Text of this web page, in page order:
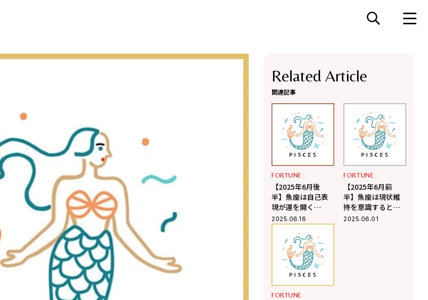
Related Article
関連記事
FORTUNE
【2025年6月後
半】魚座は自己表
現が運を開く
【Love Me Doのポ
ジティブ星占い】
2025.06.16
FORTUNE
【2025年6月前
半】魚座は現状維
持を意識すると楽
しく過ごせる
2025.06.01
FORTUNE